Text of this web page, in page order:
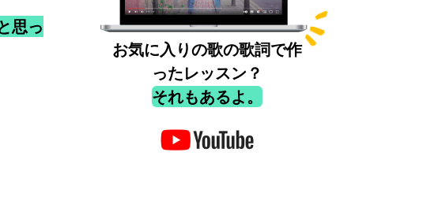
思っ
お気に入りの歌の歌詞で作
ったレッスン？
それもあるよ。